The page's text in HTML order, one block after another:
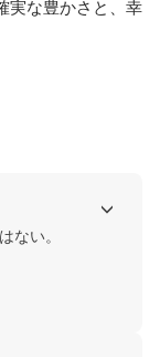
実な豊かさと、幸
ない。